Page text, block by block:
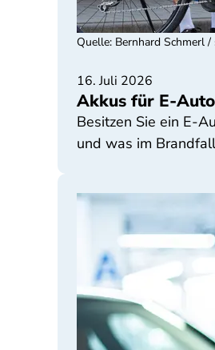
16. Juli 2026
Akkus für E-
Besitzen Sie ein E-
und was im
Quelle: Bernhard Schmerl /